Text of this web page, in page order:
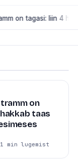
liin 4 hakkab
mitte ainult
mõttes.
on
taas
1 min lugemist